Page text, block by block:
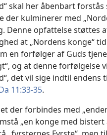
skal her åbenbart forstås
der kulminerer med
Denne opfattelse støttes
at „Nordens konge“
en forfølger af Guds
og at denne forfølgelse
det vil sige indtil endens
11:33-35.
der forbindes med
„en konge med bistert